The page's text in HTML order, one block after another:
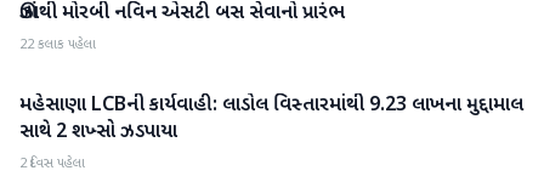
મહેસાણા
ઊંઝાથી મોરબી નવિન એસટી બસ સેવાનો પ્રારંભ
22 કલાક પહેલા
મહેસાણા
મહેસાણા LCBની કાર્યવાહી: લાડોલ વિસ્તારમાંથી 9.23 લાખના મુદ્દામાલ
સાથે 2 શખ્સો ઝડપાયા
2 દિવસ પહેલા